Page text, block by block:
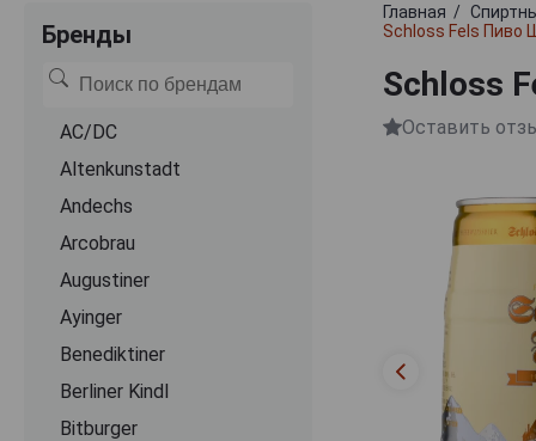
Бренды
AC/DC
Altenkunstadt
Andechs
Arcobrau
Augustiner
Ayinger
Benediktiner
Berliner Kindl
Bitburger
Главная
Schloss Fels Пиво
Schloss
Оставить